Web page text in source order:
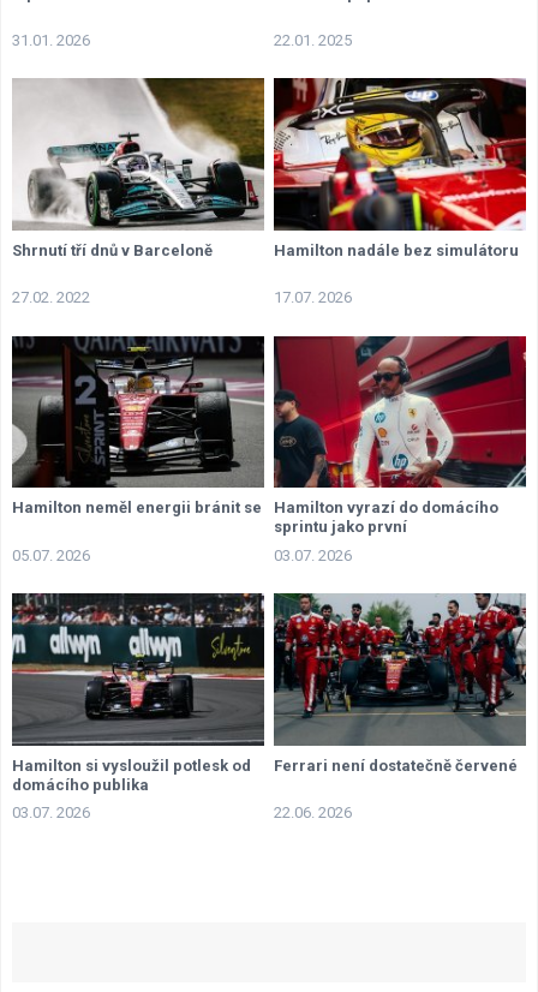
31.01. 2026 22.01. 2025
Shrnutí tří dnů v Barceloně
27.02. 2022
Hamilton nadále bez simulátoru
17.07. 2026
Hamilton neměl energii bránit se
05.07. 2026
Hamilton vyrazí do domácího
sprintu jako první
03.07. 2026
Hamilton si vysloužil potlesk od
domácího publika
03.07. 2026
Ferrari není dostatečně červené
22.06. 2026